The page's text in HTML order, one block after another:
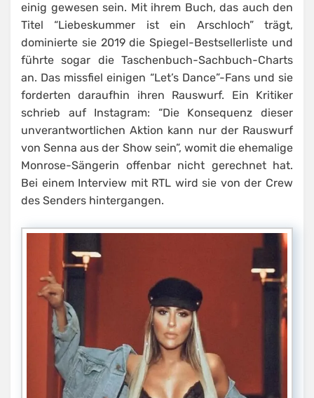
einig gewesen sein. Mit ihrem Buch, das auch den
Titel “Liebeskummer ist ein Arschloch” trägt,
dominierte sie 2019 die Spiegel-Bestsellerliste und
führte sogar die Taschenbuch-Sachbuch-Charts
an. Das missfiel einigen “Let’s Dance”-Fans und sie
forderten daraufhin ihren Rauswurf. Ein Kritiker
schrieb auf Instagram: “Die Konsequenz dieser
unverantwortlichen Aktion kann nur der Rauswurf
von Senna aus der Show sein”, womit die ehemalige
Monrose-Sängerin offenbar nicht gerechnet hat.
Bei einem Interview mit RTL wird sie von der Crew
des Senders hintergangen.